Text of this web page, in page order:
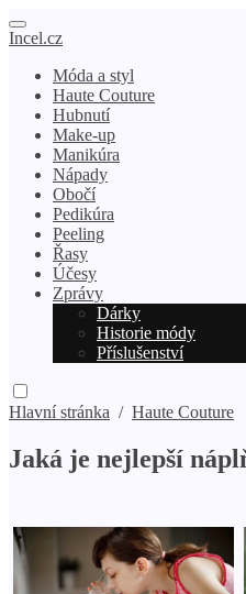
Incel.cz
Móda a styl
Haute Couture
Hubnutí
Make-up
Manikúra
Nápady
Obočí
Pedikúra
Peeling
Řasy
Účesy
Zprávy
Dárky
Historie módy
Příslušenství
Hlavní stránka / Haute Couture
Jaká je nejlepší